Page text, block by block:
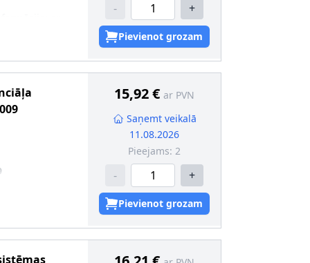
2:ar
- +
Pievienot grozam
15,92 € ar PVN
Saņemt veikalā
11.08.2026
Pieejams: 2
- +
Pievienot grozam